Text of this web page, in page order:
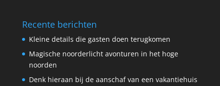
Recente berichten
Kleine details die gasten doen terugkomen
Magische noorderlicht avonturen in het hoge
noorden
Denk hieraan bij de aanschaf van een vakantiehuis